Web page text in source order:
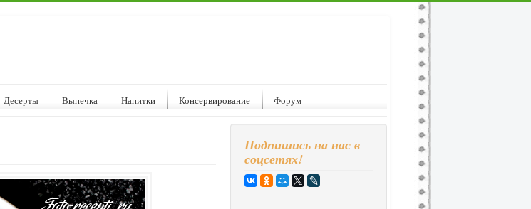
Десерты Выпечка Напитки Консервирование Форум
Подпишись на нас в
соцсетях!